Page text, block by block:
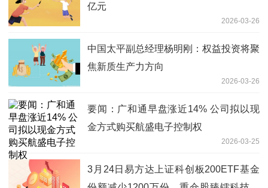
亿元
2026-03-26
中国太平副总经理杨明刚：权益投资将聚
焦新质生产力方向
2026-03-26
要闻：广和通早盘涨近14% 公司拟以现
金方式购买航盛电子控制权
2026-03-25
3月24日易方达上证科创板200ETF基金